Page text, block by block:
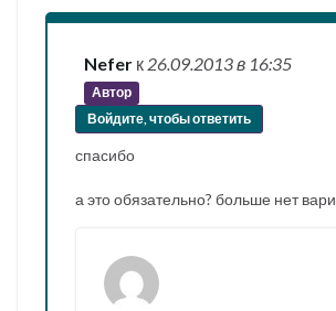
Nefer к 26.09.2013в 16:35
Автор
Войдите, чтобы ответить
спасибо
а это обязательно? больше нет